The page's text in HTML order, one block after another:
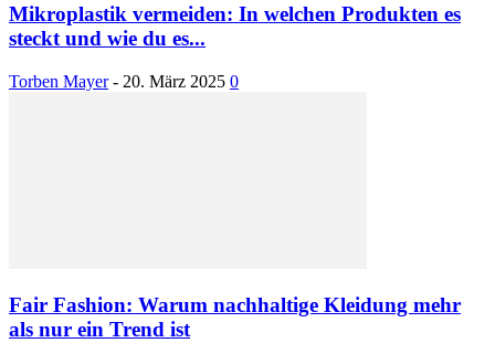
Mikroplastik vermeiden: In welchen Produkten es
steckt und wie du es...
Torben Mayer - 20. März 2025 0
Fair Fashion: Warum nachhaltige Kleidung mehr
als nur ein Trend ist